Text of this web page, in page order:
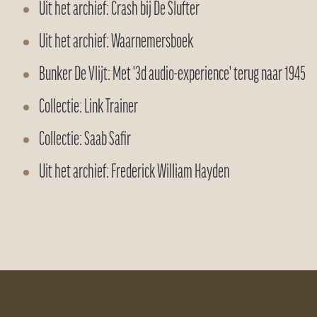
Uit het archief: Crash bij De Slufter
Uit het archief: Waarnemersboek
Bunker De Vlijt: Met '3d audio-experience' terug naar 1945
Collectie: Link Trainer
Collectie: Saab Safir
Uit het archief: Frederick William Hayden